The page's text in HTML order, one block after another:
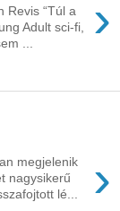
›
Revis “Túl a
Adult sci-fi,
...
›
megjelenik
nagysikerű
lé...